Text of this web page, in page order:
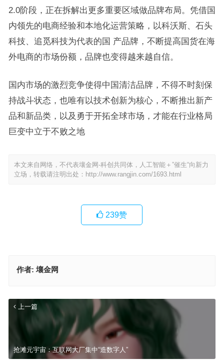
2.0阶段，正在拆解出更多重要区域做品牌布局。凭借国
内领先的电商经验和本地化运营策略，以科沃斯、石头
科技、追觅科技为代表的国 产品牌，不断提高国货在海
外电商的市场份额，品牌也变得越来越自信。
国内市场的激烈竞争使得中国清洁品牌，不得不时刻保
持战斗状态，也唯有以技术创新为核心，不断推出新产
品和新品类，以及勇于开拓全球市场，才能在行业格局
巨变中立于不败之地
本文来自网络，不代表壤金网-科创共同体，人工智能＋”催生“向新力
立场，转载请注明出处： http://www.rangjin.com/1693.html
239赞
作者: 壤金网
上一篇
抢滩元宇宙：互联网大厂集中“造数字人”